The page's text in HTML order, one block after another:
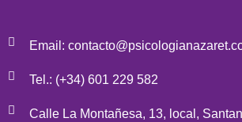
Email:
Tel.: (+34) 601 229 582
Calle La Montañesa, 13, local,